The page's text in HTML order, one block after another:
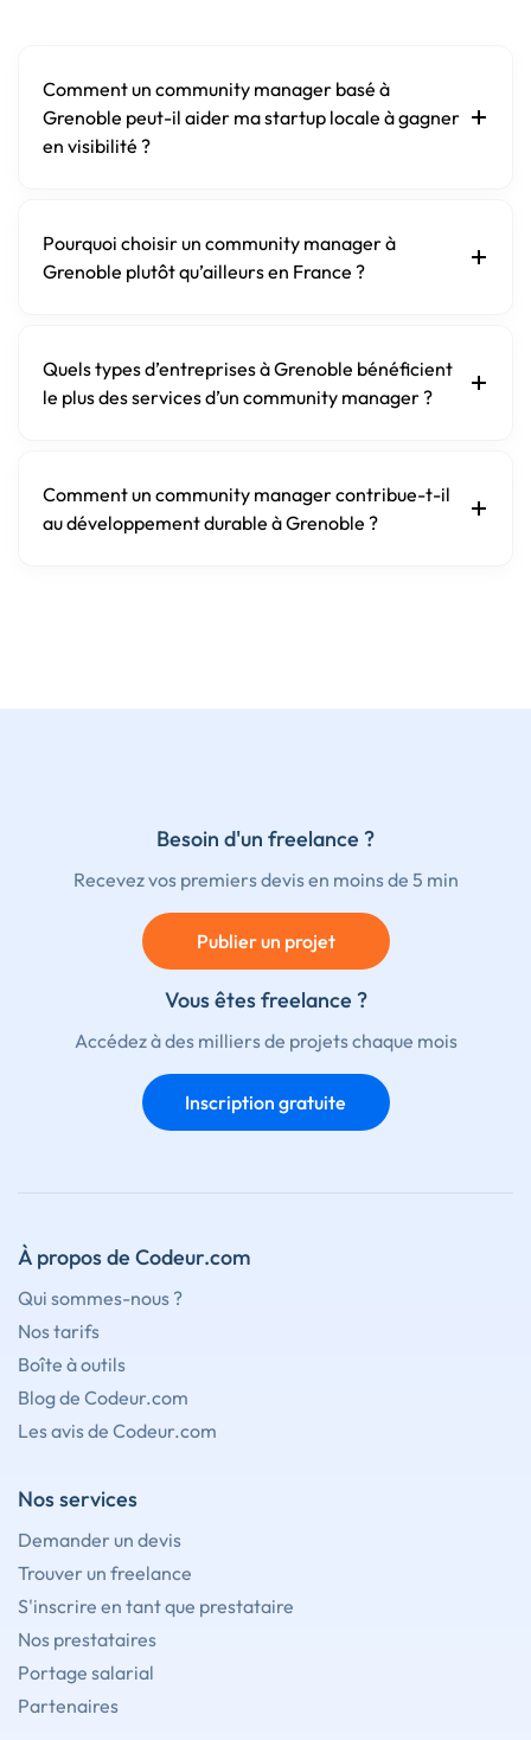
Comment un community manager basé à
Grenoble peut-il aider ma startup locale à gagner
en visibilité ?
Pourquoi choisir un community manager à
Grenoble plutôt qu’ailleurs en France ?
Quels types d’entreprises à Grenoble bénéficient
le plus des services d’un community manager ?
Comment un community manager contribue-t-il
au développement durable à Grenoble ?
Besoin d'un freelance ?
Recevez vos premiers devis en moins de 5 min
Publier un projet
Vous êtes freelance ?
Accédez à des milliers de projets chaque mois
Inscription gratuite
À propos de Codeur.com
Qui sommes-nous ?
Nos tarifs
Boîte à outils
Blog de Codeur.com
Les avis de Codeur.com
Nos services
Demander un devis
Trouver un freelance
S'inscrire en tant que prestataire
Nos prestataires
Portage salarial
Partenaires